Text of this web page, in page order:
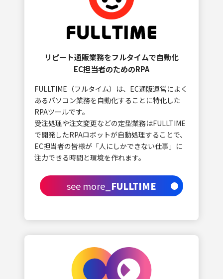
service
FULLTIME
CLOUD OFFER
WEB SYSTEM
WEB SOLUTION
recruit
ENTRY
Wantedly
news/topics
リピート通販業務をフルタイムで自動化
EC担当者のためのRPA
FULLTIME（フルタイム）は、EC通販運営によく
あるパソコン業務を自動化することに特化した
RPAツールです。
受注処理や注文変更などの定型業務はFULLTIME
で開発したRPAロボットが自動処理することで、
EC担当者の皆様が「人にしかできない仕事」に
注力できる時間と環境を作れます。
see more _FULLTIME